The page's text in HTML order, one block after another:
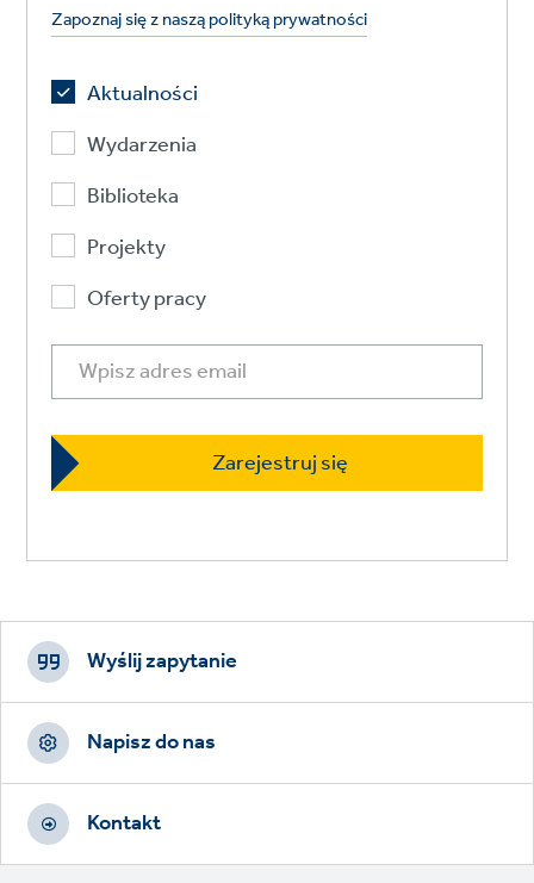
Zapoznaj się z naszą polityką prywatności
Aktualności
Wydarzenia
Biblioteka
Projekty
Oferty pracy
Footer
CTAs
Wyślij zapytanie
Napisz do nas
Kontakt